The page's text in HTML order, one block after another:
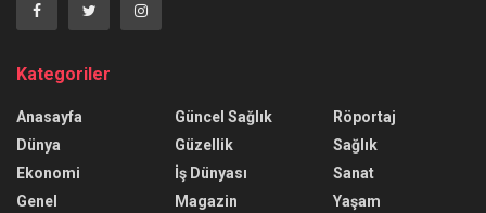
Kategoriler
Anasayfa
Dünya
Ekonomi
Genel
Güncel Sağlık
Güzellik
İş Dünyası
Magazin
Röportaj
Sağlık
Sanat
Yaşam